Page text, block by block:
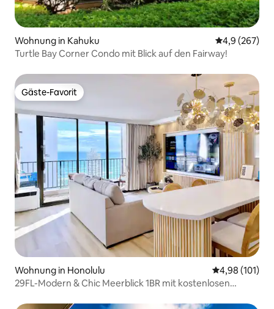
Wohnung in Kahuku
4,9 (267)
Turtle Bay Corner Condo mit Blick auf den Fairway!
Gäste-Favorit
Gäste-Favorit
Wohnung in Honolulu
4,98 (101)
29FL-Modern & Chic Meerblick 1BR mit kostenlosen